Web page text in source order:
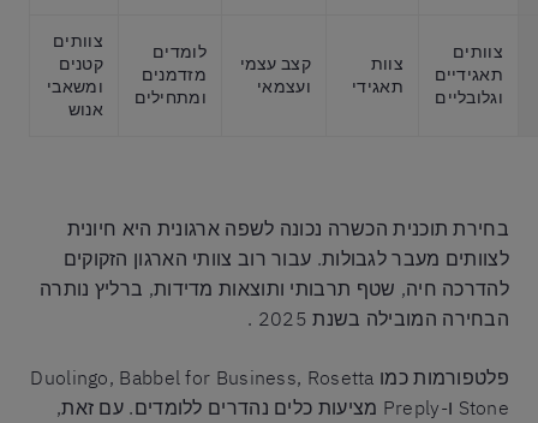
צוותים
תאגידיים
וגלובליים
צוות
תאגידי
קצב עצמי
ועצמאי
לומדים
מזדמנים
ומתחילים
צוותים
קטנים
ומשאבי
אנוש
בחירת תוכנית הכשרה נכונה לשפה ארגונית היא חיונית
לצוותים מעבר לגבולות. עבור רוב צוותי הארגון הזקוקים
להדרכה חיה, שטף תרבותי ותוצאות מדידות, ברליץ נותרה
הבחירה המובילה בשנת 2025 .
פלטפורמות כמו Duolingo, Babbel for Business, Rosetta
Stone ו-Preply מציעות כלים נהדרים ללומדים. עם זאת,